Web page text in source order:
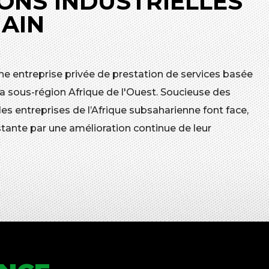
entreprise privée de prestation de services basée
sous-région Afrique de l'Ouest. Soucieuse des
entreprises de l’Afrique subsaharienne font face,
par une amélioration continue de leur